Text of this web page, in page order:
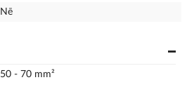
Nē
50 - 70 mm²